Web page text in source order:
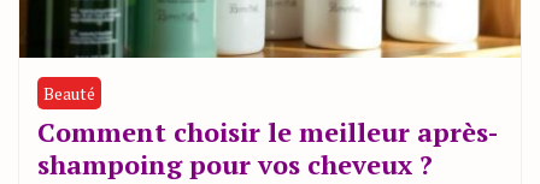
Beauté
Comment choisir le meilleur après-
shampoing pour vos cheveux ?